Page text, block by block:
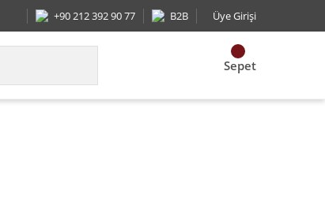
+90 212 392 90 77 B2B Üye Girişi
Sepet